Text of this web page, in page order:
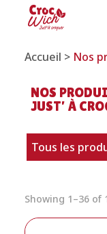
Accueil > Nos
NOS
JUST’ À
Tous les
Showing 1–36 of